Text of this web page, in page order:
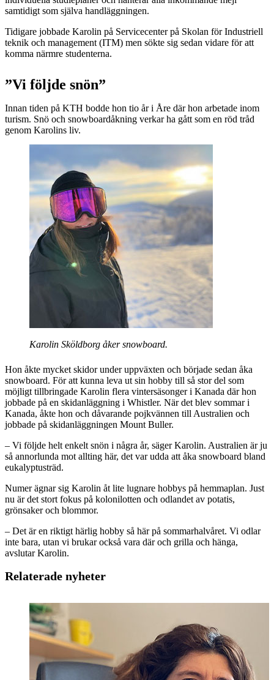
samtidigt som själva handläggningen.
Tidigare jobbade Karolin på Servicecenter på Skolan för Industriell
teknik och management (ITM) men sökte sig sedan vidare för att
komma närmre studenterna.
”Vi följde snön”
Innan tiden på KTH bodde hon tio år i Åre där hon arbetade inom
turism. Snö och snowboardåkning verkar ha gått som en röd tråd
genom Karolins liv.
Karolin Sköldborg åker snowboard.
Hon åkte mycket skidor under uppväxten och började sedan åka
snowboard. För att kunna leva ut sin hobby till så stor del som
möjligt tillbringade Karolin flera vintersäsonger i Kanada där hon
jobbade på en skidanläggning i Whistler. När det blev sommar i
Kanada, åkte hon och dåvarande pojkvännen till Australien och
jobbade på skidanläggningen Mount Buller.
– Vi följde helt enkelt snön i några år, säger Karolin. Australien är ju
så annorlunda mot allting här, det var udda att åka snowboard bland
eukalyptusträd.
Numer ägnar sig Karolin åt lite lugnare hobbys på hemmaplan. Just
nu är det stort fokus på kolonilotten och odlandet av potatis,
grönsaker och blommor.
– Det är en riktigt härlig hobby så här på sommarhalvåret. Vi odlar
inte bara, utan vi brukar också vara där och grilla och hänga,
avslutar Karolin.
Relaterade nyheter